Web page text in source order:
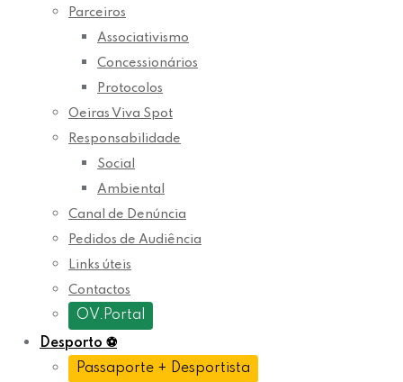
Parceiros
Associativismo
Concessionários
Protocolos
Oeiras Viva Spot
Responsabilidade
Social
Ambiental
Canal de Denúncia
Pedidos de Audiência
Links úteis
Contactos
OV.Portal
Desporto ⚽
Passaporte + Desportista